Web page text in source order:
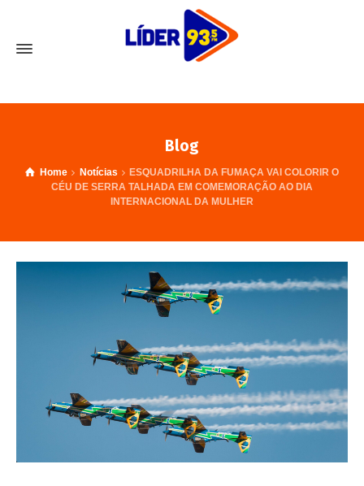
Blog
Home Notícias
ESQUADRILHA DA FUMAÇA VAI COLORIR O
CÉU DE SERRA TALHADA EM COMEMORAÇÃO AO DIA
INTERNACIONAL DA MULHER